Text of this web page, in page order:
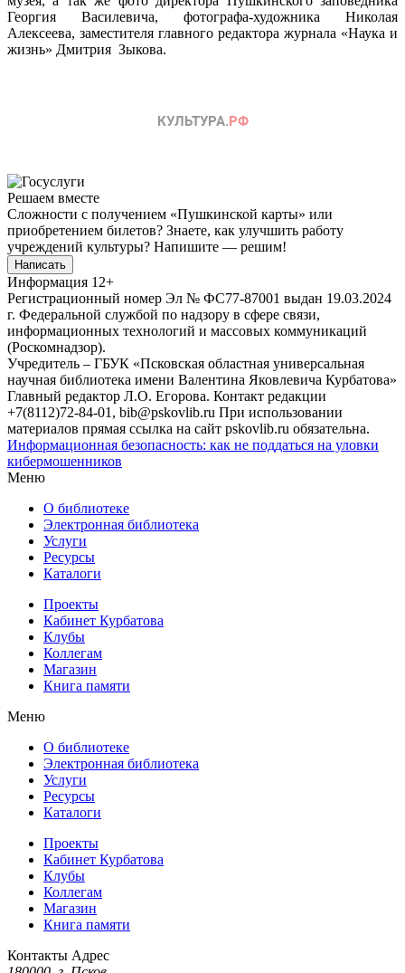
Георгия Василевича, фотографа-художника Николая
Алексеева, заместителя главного редактора журнала «Наука и
жизнь» Дмитрия Зыкова.
Решаем вместе
Сложности с получением «Пушкинской карты» или
приобретением билетов? Знаете, как улучшить работу
учреждений культуры? Напишите — решим!
Написать
Информация 12+
Регистрационный номер Эл № ФС77-87001 выдан 19.03.2024
г. Федеральной службой по надзору в сфере связи,
информационных технологий и массовых коммуникаций
(Роскомнадзор).
Учредитель – ГБУК «Псковская областная универсальная
научная библиотека имени Валентина Яковлевича Курбатова»
Главный редактор Л.О. Егорова. Контакт редакции
+7(8112)72-84-01, bib@pskovlib.ru При использовании
материалов прямая ссылка на сайт pskovlib.ru обязательна.
Информационная безопасность: как не поддаться на уловки
кибермошенников
Меню
О библиотеке
Электронная библиотека
Услуги
Ресурсы
Каталоги
Проекты
Кабинет Курбатова
Клубы
Коллегам
Магазин
Книга памяти
Меню
О библиотеке
Электронная библиотека
Услуги
Ресурсы
Каталоги
Проекты
Кабинет Курбатова
Клубы
Коллегам
Магазин
Книга памяти
Контакты Адрес